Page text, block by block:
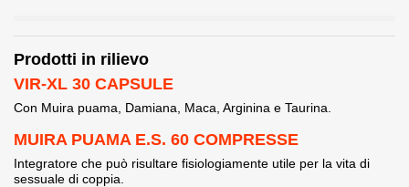
Prodotti in rilievo
VIR-XL 30 CAPSULE
Con Muira puama, Damiana, Maca, Arginina e Taurina.
MUIRA PUAMA E.S. 60 COMPRESSE
Integratore che può risultare fisiologiamente utile per la vita di
sessuale di coppia.